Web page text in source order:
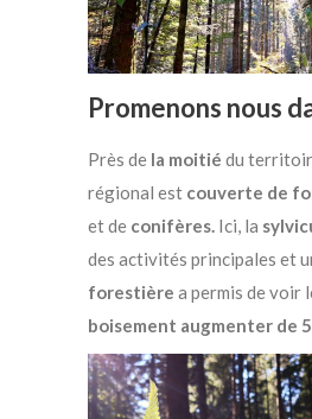
Promenons nous
Près de la moitié du
régional est couverte de
et de conifères. Ici, la
des activités principales et
forestière a permis de voir
boisement augmenter de